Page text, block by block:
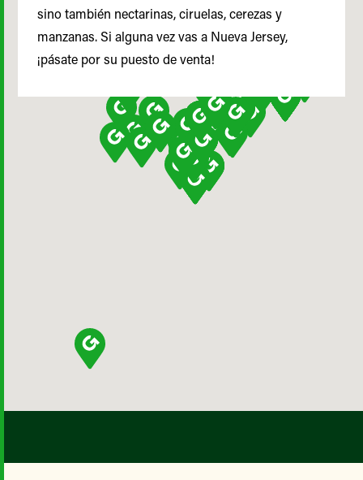
sino también nectarinas, ciruelas, cerezas y
manzanas. Si alguna vez vas a Nueva Jersey,
¡pásate por su puesto de venta!